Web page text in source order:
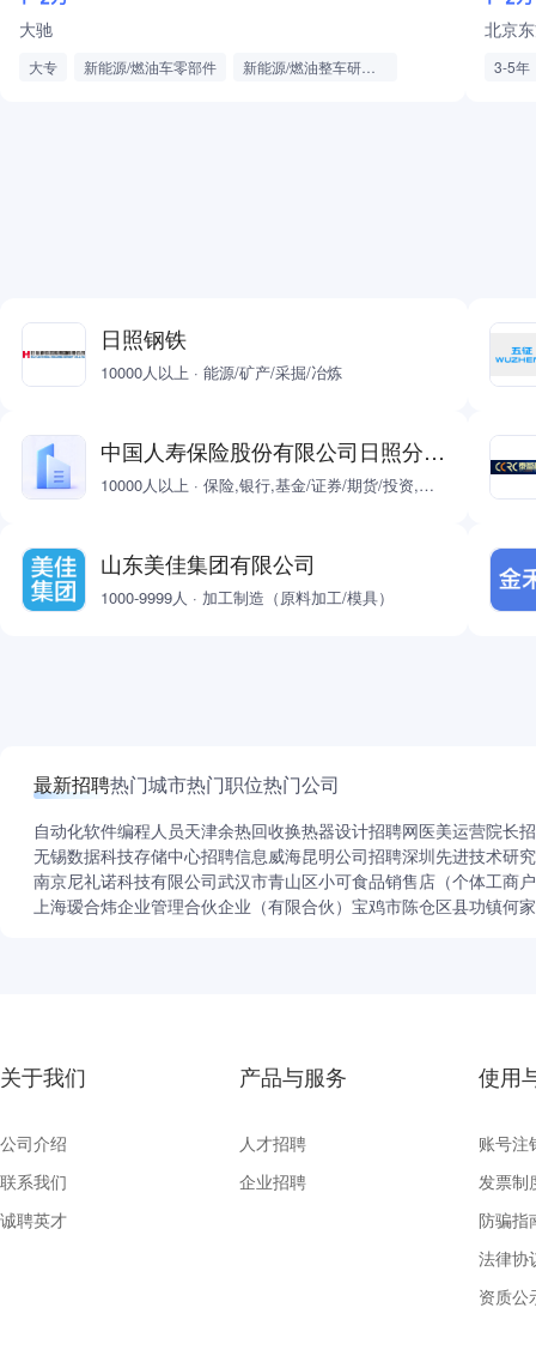
大驰
大专 新能源/燃油车零部件
新能源/燃油整车研发制造
北京
3-5年
日照钢铁
10000人以上 · 能源/矿产/采掘/冶炼
中国人寿保险股份有限公司日照分公司
10000人以上 · 保险,银行,基金/证券/期货/投资,政府/公共事业/非盈利机构
山东美佳集团有限公司
1000-9999人 · 加工制造（原料加工/模具）
最新招聘热门城市热门职位热门公司
自动化软件编程人员天津余热回收换热器设计招聘网医美运营院长
无锡数据科技存储中心招聘信息威海昆明公司招聘深圳先进技术研
南京尼礼诺科技有限公司武汉市青山区小可食品销售店（个体工商
上海瑷合炜企业管理合伙企业（有限合伙） 宝鸡市陈仓区县功镇何
关于我们
公司介绍
联系我们
诚聘英才
产品与服务
人才招聘
企业招聘
使用
账号注
发票制
防骗指
法律协
资质公